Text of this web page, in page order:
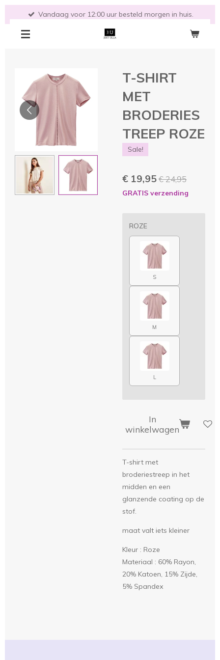
direct
Vandaag voor 12:00 uur besteld morgen in huis.
T-SHIRT
MET
BRODERIES
TREEP ROZE
Sale!
€ 19,95€ 24,95
GRATIS verzending
ROZE
S
M
L
In
winkelwagen
T-shirt met
broderiestreep in het
midden en een
glanzende coating op de
stof.
maat valt iets kleiner
Kleur : Roze
Materiaal : 60% Rayon,
20% Katoen, 15% Zijde,
5% Spandex